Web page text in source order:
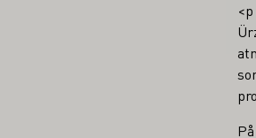
<p